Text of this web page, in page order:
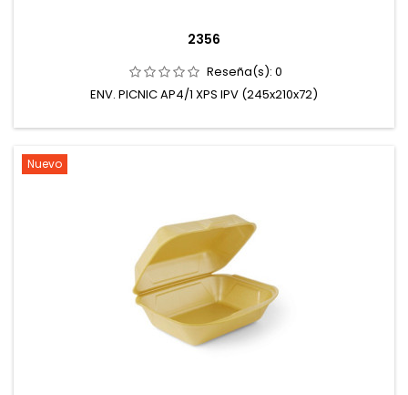
2356
Reseña(s): 0
ENV. PICNIC AP4/1 XPS IPV (245x210x72)
Nuevo